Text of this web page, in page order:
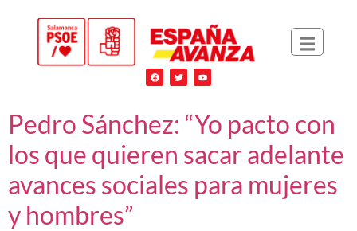
Pedro Sánchez: “Yo pacto con
los que quieren sacar adelante
avances sociales para mujeres
y hombres”